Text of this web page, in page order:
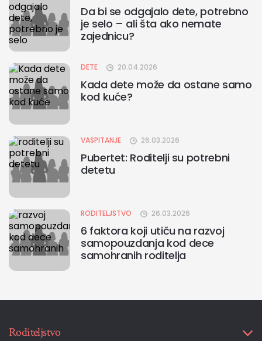
Da bi se odgajalo dete, potrebno
je selo – ali šta ako nemate
zajednicu?
DETE 20.04.2026
Kada dete može da ostane samo
kod kuće?
VASPITANJE 26.03.2026
Pubertet: Roditelji su potrebni
detetu
RODITELJSTVO 26.03.2026
6 faktora koji utiču na razvoj
samopouzdanja kod dece
samohranih roditelja
Roditeljstvo